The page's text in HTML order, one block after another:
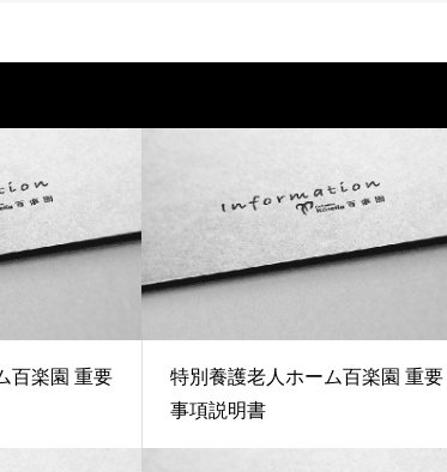
百楽園 重要
特別養護老人ホーム百楽園 重要
事項説明書